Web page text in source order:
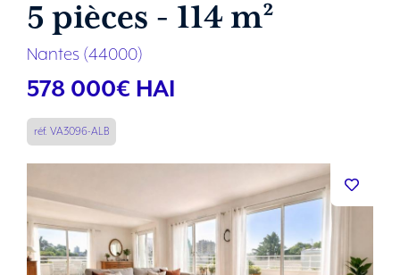
5 pièces - 114 m²
Nantes (44000)
578 000€ HAI
réf. VA3096-ALB